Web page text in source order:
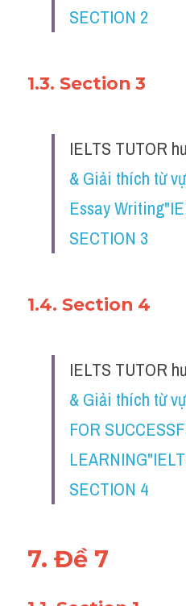
SECTION 2
1.3. Section 3
IELTS TUTOR
& Giải thích từ
Essay
SECTION 3
1.4. Section 4
IELTS TUTOR
& Giải thích từ
FOR
SECTION 4
7. Đề 7